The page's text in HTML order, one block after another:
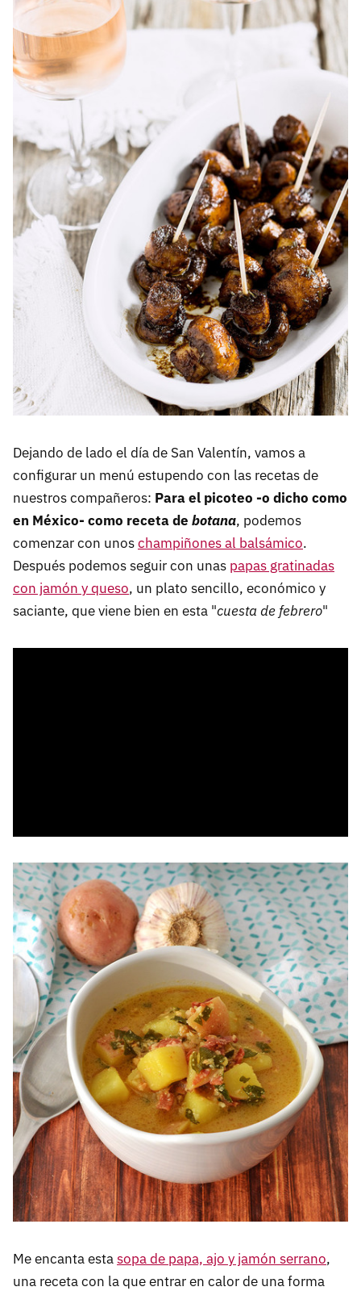
Dejando de lado el día de San Valentín, vamos a
configurar un menú estupendo con las recetas de
nuestros compañeros: Para el picoteo -o dicho como
en México- como receta de botana, podemos
comenzar con unoschampiñones al balsámico.
Después podemos seguir con unas papas gratinadas
con jamón y queso, un plato sencillo, económico y
saciante, que viene bien en esta "cuesta de febrero"
Me encanta estasopa de papa, ajo y jamón serrano,
una receta con la que entrar en calor de una forma